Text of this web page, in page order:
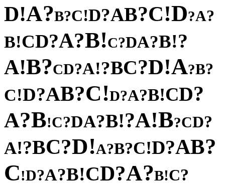
D!A?B?C!D?AB?C!D?A?
B!CD?A?B!C?DA?B!?
A!B?CD?A!?BC?D!A?B?
C!D?AB?C!D?A?B!CD?
A?B!C?DA?B!?A!B?CD?
A!?BC?D!A?B?C!D?AB?
C!D?A?B!CD?A?B!C?